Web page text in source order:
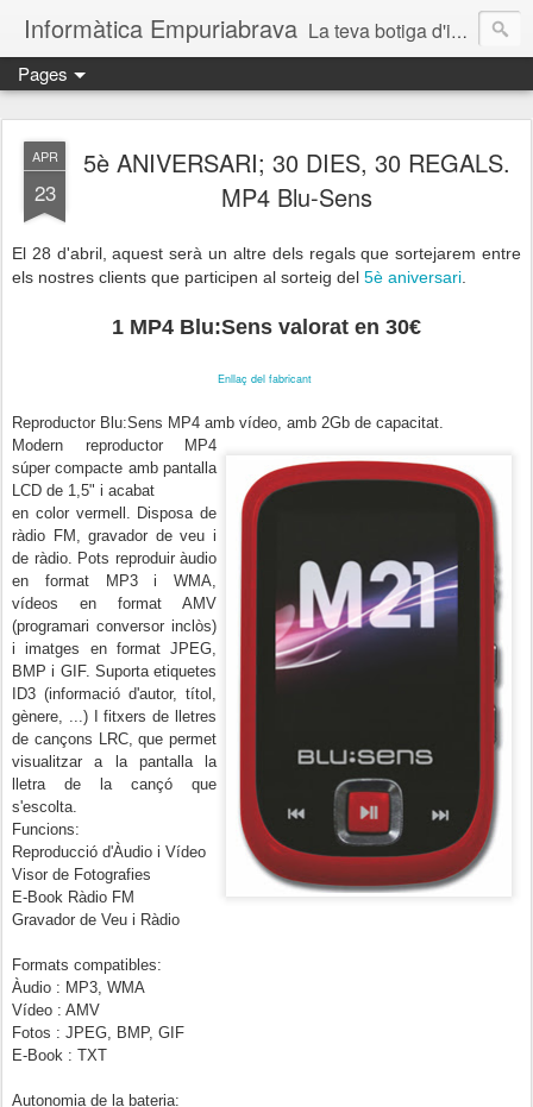
Informàtica Empuriabrava La teva botiga d'informàtica a Castelló d'Empúries. Reparació d'ordinadors. Reparación ordenadores Ampuriabrava. Reparació ordinadors Empuriabrava. Reparació ordinadors Roses. Reparació ordinadors Castelló d'Empúries. Servei técnic informàtic. Informàtica Empuriabrava. Informàtica Castello d'Empúries. SAT informàtic. Solucions informàtiques a prop.
Pages
APR
23
5è ANIVERSARI; 30 DIES, 30 REGALS.
MP4 Blu-Sens
El 28 d'abril, aquest serà un altre dels regals que sortejarem entre
els nostres clients que participen al sorteig del 5è aniversari
1 MP4 Blu:Sens valorat en 30€
Enllaç del fabricant
Reproductor Blu:Sens MP4 amb vídeo, amb 2Gb de capacitat.
Modern
reproductor MP4
súper compacte ambpantalla
LCD de 1,5" i acabat
en color vermell Disposa de
ràdio FM
,gravador de veu i
de ràdio. Pots reproduir àudio
en
format MP3 i WMA
vídeos en format
AMV
(programari conversor inclòs)
i imatges en format JPEG
BMP i GIF. Suportaetiquetes
ID3 (informació d'autor, títol
gènere
) fitxers de lletres
de cançons
LRC, que permet
visualitzar a la pantalla
la
lletra de la
cançó que
s'escolta.
Funcions:
Reproducció d'Àudio i Vídeo
Visor de Fotografies
E-Book Ràdio FM
Gravador de Veu i Ràdio
Formats compatibles:
Àudio : MP3 WMA
Vídeo : AMV
Fotos : JPEG BMP, GIF
E-Book : TXT
Autonomia de la bateria: